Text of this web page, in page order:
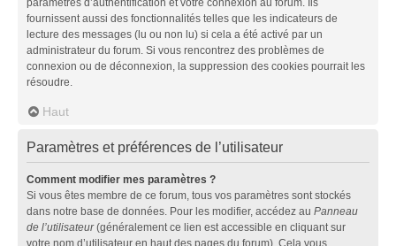
paramètres d’authentification et votre connexion au forum. Ils
fournissent aussi des fonctionnalités telles que les indicateurs de
lecture des messages (lu ou non lu) si cela a été activé par un
administrateur du forum. Si vous rencontrez des problèmes de
connexion ou de déconnexion, la suppression des cookies pourrait les
résoudre.
Haut
Paramètres et préférences de l’utilisateur
Comment modifier mes paramètres ?
Si vous êtes membre de ce forum, tous vos paramètres sont stockés
dans notre base de données. Pour les modifier, accédez au Panneau
de l’utilisateur(généralement ce lien est accessible en cliquant sur
votre nom d’utilisateur en haut des pages du forum). Cela vous